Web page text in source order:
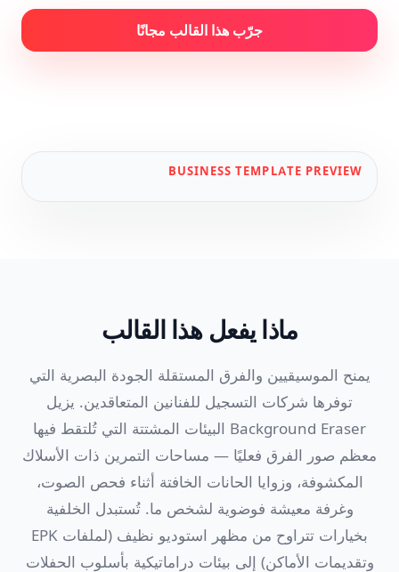
جرّب هذا القالب مجانًا
BUSINESS TEMPLATE PREVIEW
ماذا يفعل هذا القالب
يمنح الموسيقيين والفرق المستقلة الجودة البصرية التي
توفرها شركات التسجيل للفنانين المتعاقدين. يزيل
Background Eraser البيئات المشتتة التي تُلتقط فيها
معظم صور الفرق فعليًا — مساحات التمرين ذات الأسلاك
المكشوفة، وزوايا الحانات الخافتة أثناء فحص الصوت،
وغرفة معيشة فوضوية لشخص ما. تُستبدل الخلفية
بخيارات تتراوح من مظهر استوديو نظيف (لملفات EPK
وتقديمات الأماكن) إلى بيئات دراماتيكية بأسلوب الحفلات